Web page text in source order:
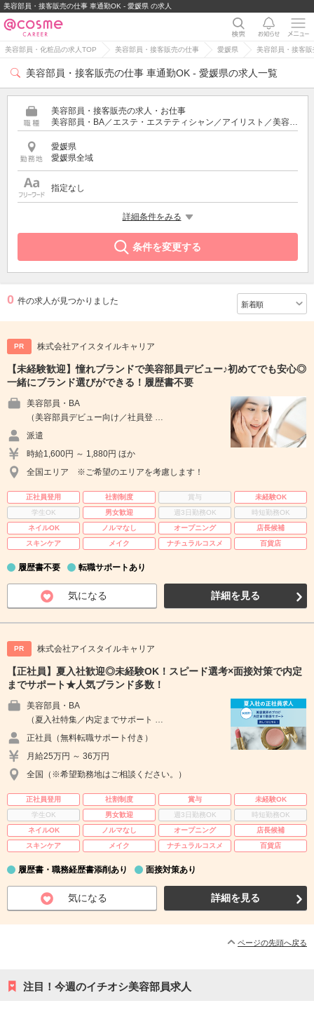
美容部員・接客販売の仕事 車通勤OK - 愛媛県 の求人
美容部員・化粧品の求人TOP 美容部員・接客販売の仕事 愛媛県 美容部員・接客
美容部員・接客販売の仕事 車通勤OK - 愛媛県の求人一覧
美容部員・接客販売の求人・お仕事
美容部員・BA／エステ・エステティシャン／アイリスト／美容師／受付・フロント
愛媛県
愛媛県全域
指定なし
詳細条件をみる
条件を変更する
0 件の求人が見つかりました
PR 株式会社アイスタイルキャリア
【未経験歓迎】憧れブランドで美容部員デビュー♪初めてでも安心◎
一緒にブランド選びができる！履歴書不要
美容部員・BA
（美容部員デビュー向け／社員登 …
派遣
時給1,600円 ～ 1,880円 ほか
全国エリア ※ご希望のエリアを考慮します！
正社員登用 社割制度 賞与
未経験OK
学生OK
男女歓迎 週3日勤務OK
時短勤務OK
ネイルOK
ノルマなし オープニング
店長候補
スキンケア
メイク ナチュラルコスメ 百貨店
履歴書不要 転職サポートあり
気になる 詳細を見る
PR 株式会社アイスタイルキャリア
【正社員】夏入社歓迎◎未経験OK！スピード選考×面接対策で内定
までサポート★人気ブランド多数！
美容部員・BA
（夏入社特集／内定までサポート …
正社員（無料転職サポート付き）
月給25万円 ～ 36万円
全国（※希望勤務地はご相談ください。）
正社員登用 社割制度 賞与
未経験OK
学生OK
男女歓迎 週3日勤務OK
時短勤務OK
ネイルOK
ノルマなし オープニング
店長候補
スキンケア
メイク ナチュラルコスメ 百貨店
履歴書・職務経歴書添削あり 面接対策あり
気になる 詳細を見る
ページの先頭へ戻る
注目！今週のイチオシ美容部員求人